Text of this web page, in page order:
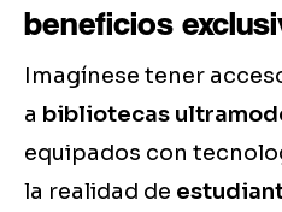
beneficios
Imagínese tener
a bibliotecas
equipados con
la realidad de